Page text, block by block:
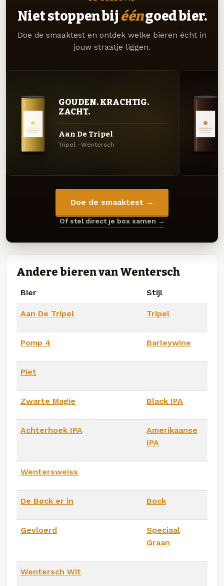
Niet stoppen bij ééngoed bier.
Doe de smaaktest en ontdek welke bieren écht in
jouw straatje liggen.
GOUDEN. KRACHTIG.
ZACHT.
Aan De Tripel
Tripel · Wentersch
Doe de smaaktest →
Of stel direct je box samen →
Andere bieren van Wentersch
Bier Stijl
Aan De Tripel Tripel
Pomp 4 Barleywine
Piet
Zwarte Magie Black IPA
Achterhoek IPA
Amerikaanse
IPA
Wentersweiss
De Bøck er in Bock
Gevloerd
Speciaal
Graan
Wentersch Wit